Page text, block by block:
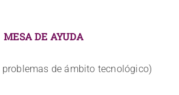
MESA DE AYUDA
problemas de ámbito tecnológico)